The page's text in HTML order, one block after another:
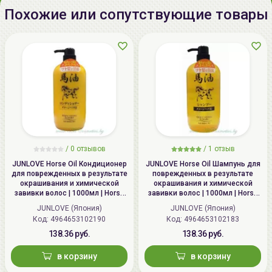
производства:
смотрите на упаковке
Производитель:
[Lador] "LADOR Co. Ltd.",
Республика Корея, Republic of
Korea, 19-10, Dobong-ro 68 Gil,
220020 Минск, ул.Радужная 4/1-
136. www.allcosmetics.by, E-mail:
info@allcosmetics.by,
тел.:+375296131336
Похожие или сопутствующие товары
/ 0 отзывов
JUNLOVE Horse Oil Кондиционер
для поврежденных в результате
окрашивания и химической
завивки волос | 1000мл | Horse
Oil Conditioner
JUNLOVE (Япония)
Код: 4964653102190
138.36 руб.
в корзину
/ 1 отзыв
JUNLOVE Horse Oil Шампунь для
поврежденных в результате
окрашивания и химической
завивки волос | 1000мл | Horse
Oil Shampoo
JUNLOVE (Япония)
Код: 4964653102183
138.36 руб.
в корзину